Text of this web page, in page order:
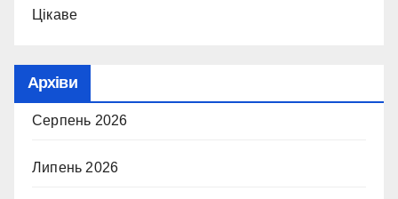
Цікаве
Архіви
Серпень 2026
Липень 2026